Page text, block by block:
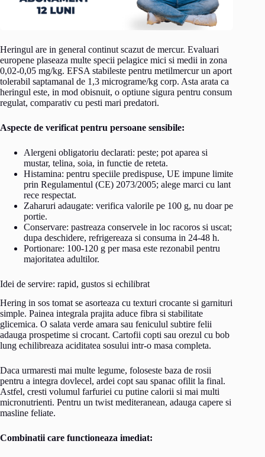
Heringul are in general continut scazut de mercur. Evaluari
europene plaseaza multe specii pelagice mici si medii in zona
0,02-0,05 mg/kg. EFSA stabileste pentru metilmercur un aport
tolerabil saptamanal de 1,3 micrograme/kg corp. Asta arata ca
heringul este, in mod obisnuit, o optiune sigura pentru consum
regulat, comparativ cu pesti mari predatori.
Aspecte de verificat pentru persoane sensibile:
Alergeni obligatoriu declarati: peste; pot aparea si
mustar, telina, soia, in functie de reteta.
Histamina: pentru speciile predispuse, UE impune limite
prin Regulamentul (CE) 2073/2005; alege marci cu lant
rece respectat.
Zaharuri adaugate: verifica valorile pe 100 g, nu doar pe
portie.
Conservare: pastreaza conservele in loc racoros si uscat;
dupa deschidere, refrigereaza si consuma in 24-48 h.
Portionare: 100-120 g per masa este rezonabil pentru
majoritatea adultilor.
Idei de servire: rapid, gustos si echilibrat
Hering in sos tomat se asorteaza cu texturi crocante si garnituri
simple. Painea integrala prajita aduce fibra si stabilitate
glicemica. O salata verde amara sau feniculul subtire felii
adauga prospetime si crocant. Cartofii copti sau orezul cu bob
lung echilibreaza aciditatea sosului intr-o masa completa.
Daca urmaresti mai multe legume, foloseste baza de rosii
pentru a integra dovlecel, ardei copt sau spanac ofilit la final.
Astfel, cresti volumul farfuriei cu putine calorii si mai multi
micronutrienti. Pentru un twist mediteranean, adauga capere si
masline feliate.
Combinatii care functioneaza imediat: